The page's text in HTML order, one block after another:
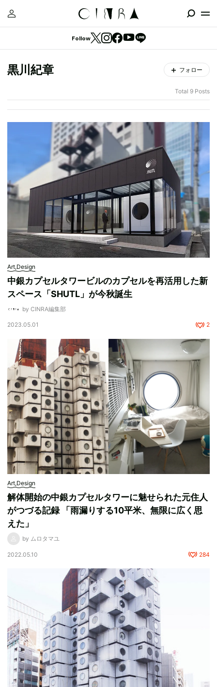
Follow
黒川紀章 フォロー
Total 9 Posts
Art,Design
中銀カプセルタワービルのカプセルを再活用した新
スペース「SHUTL」が今秋誕生
by CINRA編集部
2023.05.01 2
Art,Design
解体開始の中銀カプセルタワーに魅せられた元住人
がつづる記録 「雨漏りする10平米、無限に広く思
えた」
by ムロタマユ
2022.05.10 284